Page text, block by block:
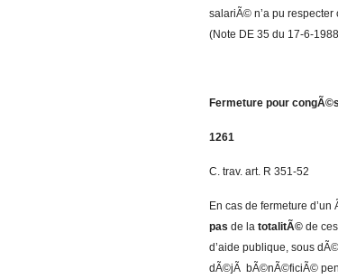
salariÃ© n’a pu respecter
(Note DE 35 du 17-6-
Fermeture pour
1261
C. trav. art. R 351-52
En cas de fermeture
pas de la totalitÃ© de ces
d’aide publique, sous
dÃ©jÃ bÃ©nÃ©ficiÃ©